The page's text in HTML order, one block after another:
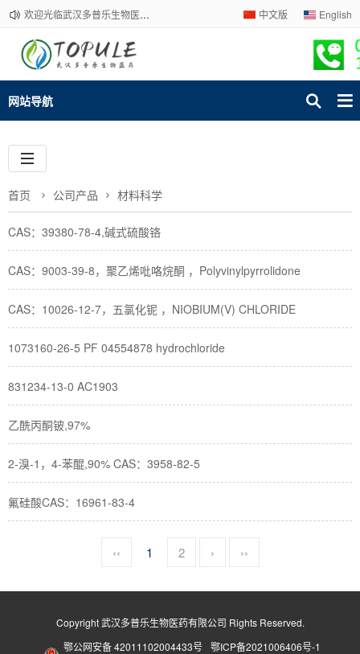
欢迎光临武汉多普乐生物医药有限公司官网！下单请咨询客服，我们热情为您服务！ 中文版 English
网站导航
首页 公司产品 材料科学
CAS：39380-78-4,碱式硫酸铬
CAS：9003-39-8，聚乙烯吡咯烷酮 ，Polyvinylpyrrolidone
CAS：10026-12-7，五氯化铌 ，NIOBIUM(V) CHLORIDE
1073160-26-5 PF 04554878 hydrochloride
831234-13-0 AC1903
乙酰丙酮铍,97%
2-溴-1，4-苯醌,90% CAS：3958-82-5
氟硅酸CAS：16961-83-4
‹‹ 1 2 › ››
Copyright 武汉多普乐生物医药有限公司 Rights Reserved.
鄂公网安备 42011102004433号 鄂ICP备2021006406号-1